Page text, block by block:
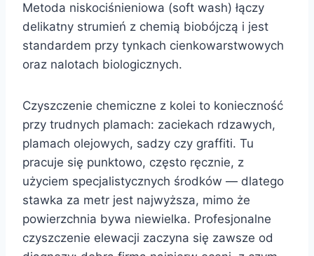
Metoda niskociśnieniowa (soft wash) łączy
delikatny strumień z chemią biobójczą i jest
standardem przy tynkach cienkowarstwowych
oraz nalotach biologicznych.
Czyszczenie chemiczne z kolei to konieczność
przy trudnych plamach: zaciekach rdzawych,
plamach olejowych, sadzy czy graffiti. Tu
pracuje się punktowo, często ręcznie, z
użyciem specjalistycznych środków — dlatego
stawka za metr jest najwyższa, mimo że
powierzchnia bywa niewielka. Profesjonalne
czyszczenie elewacji zaczyna się zawsze od